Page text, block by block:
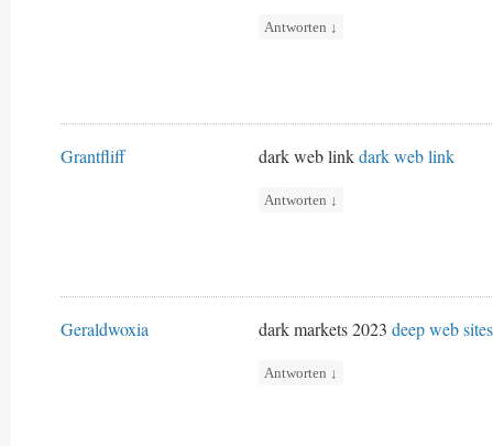
Antworten ↓
Grantfliff dark web linkdark web link
Antworten ↓
Geraldwoxia dark markets 2023 deep web sites
Antworten ↓